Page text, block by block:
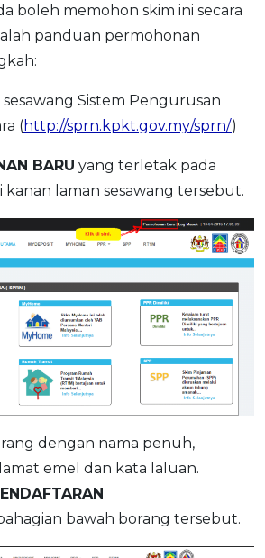
boleh memohon skim ini secara
panduan permohonan
Sistem Pengurusan
(http://sprn.kpkt.gov.my/sprn/)
BARU yang terletak pada
kanan laman sesawang tersebut.
dengan nama penuh,
emel dan kata laluan.
bawah borang tersebut.